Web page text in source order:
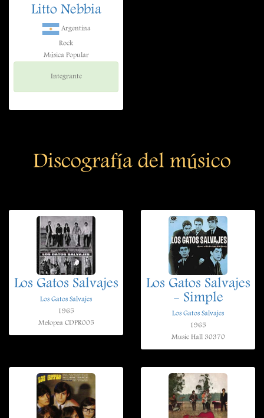
Litto Nebbia
Argentina
Rock
Música Popular
Integrante
Discografía del músico
Los Gatos Salvajes
Los Gatos Salvajes
1965
Melopea CDPR005
Los Gatos Salvajes
- Simple
Los Gatos Salvajes
1965
Music Hall 30370